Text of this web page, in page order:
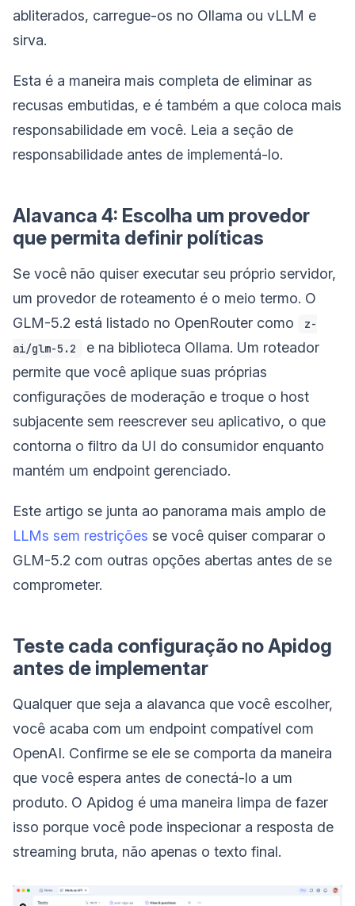
abliterados, carregue-os no Ollama ou vLLM e
sirva.
Esta é a maneira mais completa de eliminar as
recusas embutidas, e é também a que coloca mais
responsabilidade em você. Leia a seção de
responsabilidade antes de implementá-lo.
Alavanca 4: Escolha um provedor
que permita definir políticas
Se você não quiser executar seu próprio servidor,
um provedor de roteamento é o meio termo. O
GLM-5.2 está listado no OpenRouter como
z-
ai/glm-5.2
e na biblioteca Ollama. Um roteador
permite que você aplique suas próprias
configurações de moderação e troque o host
subjacente sem reescrever seu aplicativo, o que
contorna o filtro da UI do consumidor enquanto
mantém um endpoint gerenciado.
Este artigo se junta ao panorama mais amplo de
LLMs sem restrições se você quiser comparar o
GLM-5.2 com outras opções abertas antes de se
comprometer.
Teste cada configuração no Apidog
antes de implementar
Qualquer que seja a alavanca que você escolher,
você acaba com um endpoint compatível com
OpenAI. Confirme se ele se comporta da maneira
que você espera antes de conectá-lo a um
produto. O Apidog é uma maneira limpa de fazer
isso porque você pode inspecionar a resposta de
streaming bruta, não apenas o texto final.